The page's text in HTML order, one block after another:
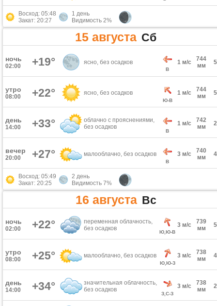
Восход: 05:48
Закат: 20:27
1 день
Видимость 2%
15 августа Сб
ночь
02:00 +19° ясно, без осадков
В
1 м/с
744
мм
утро
08:00 +22° ясно, без осадков
Ю-В
1 м/с
744
мм
день
14:00 +33°
облачно с прояснениями,
без осадков
В
1 м/с
742
мм
вечер
20:00 +27° малооблачно, без осадков
В
3 м/с
740
мм
Восход: 05:49
Закат: 20:25
2 день
Видимость 7%
16 августа Вс
ночь
02:00 +22°
переменная облачность,
без осадков
Ю,Ю-В
3 м/с
739
мм
утро
08:00 +25° малооблачно, без осадков
Ю,Ю-З
3 м/с
738
мм
день
14:00 +34°
значительная облачность,
без осадков
З,С-З
3 м/с
738
мм